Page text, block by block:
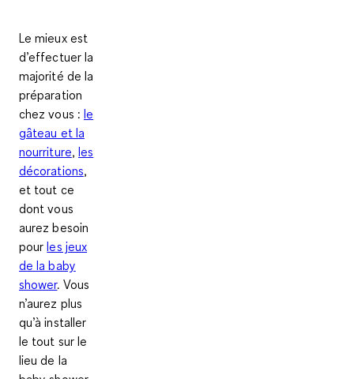
Le mieux est
d’effectuer la
majorité de la
préparation
chez vous : le
gâteau et la
nourriture, les
décorations,
et tout ce
dont vous
aurez besoin
pourles jeux
de la baby
shower. Vous
n’aurez plus
qu’à installer
le tout sur le
lieu de la